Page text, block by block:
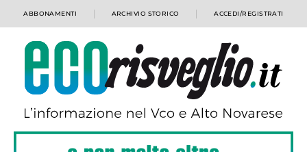
ABBONAMENTI ARCHIVIO STORICO ACCEDI/REGISTRATI